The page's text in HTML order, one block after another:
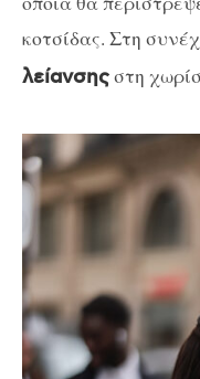
κοτσίδας. Στη
λείανσηςστη